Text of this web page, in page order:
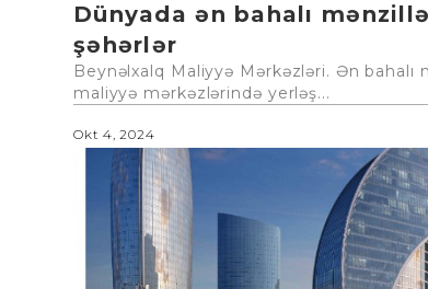
Dünyada ən bahalı
şəhərlər
Beynəlxalq Maliyyə Mərkəzləri. Ən bahalı
maliyyə mərkəzlərində yerləş...
Okt 4, 2024